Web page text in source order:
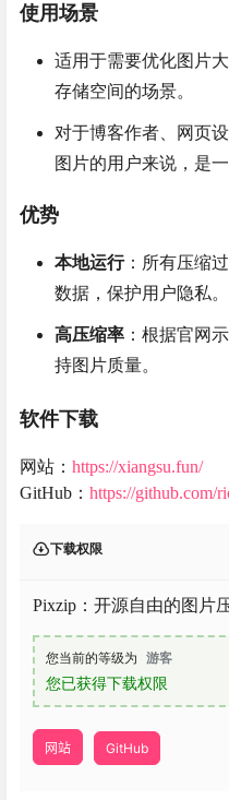
使用场景
适用于需要优化图片
存储空间的场景。
对于博客作者、网页
图片的用户来说，是
优势
本地运行：所有压缩
数据，保护用户隐私。
高压缩率 ：根据官网
持图片质量。
软件下载
网站： https://xiangsu.fun/
GitHub： https://github.com/
下载权限
Pixzip：开源自由的图片
您当前的等级为 游客
您已获得下载权限
网站 GitHub